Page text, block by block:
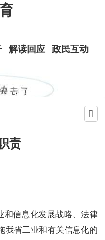
解读回应 政民互动
责
和信息化发展战略、法律
我省工业和有关信息化的